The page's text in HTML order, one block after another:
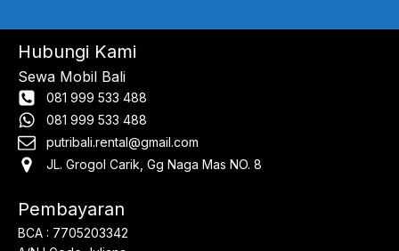
Hubungi Kami
Sewa Mobil Bali
081 999 533 488
081 999 533 488
putribali.rental@gmail.com
JL. Grogol Carik, Gg Naga Mas NO. 8
Pembayaran
BCA : 7705203342